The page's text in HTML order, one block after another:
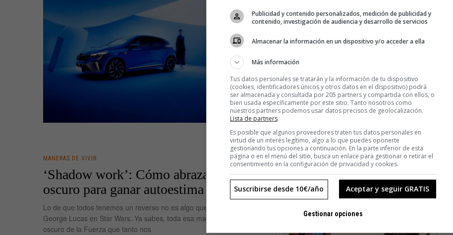
¿En qué color te mueves? (Porque no
todos los coches son blancos o
negros)
Si tienes hijos o hermanos pequeños, tal vez te suene el juego del
Coche Amarillo. O quizá lo jugaste alguna vez en tu infancia cuando
viajabas en el coche de tus padres
MANERAS DE VIVIR
‘Shadow work’: Cómo abrazar tu lado
oscuro para ganar autoestima
Lo de que todos tenemos un reverso no es algo que se inventara
George Lucas en Star Wars. Ya sabes, toda esa mandanga del lado
oscuro de la Fuerza que tanto nos
Publicidad y contenido personalizados, medición de publicidad y
contenido, investigación de audiencia y desarrollo de servicios
Almacenar la información en un dispositivo y/o acceder a ella
Más información
Tus datos personales se tratarán y la información de tu dispositivo
(cookies, identificadores únicos y otros datos en el dispositivo) podrá
ser almacenada y consultada por 205 partners y compartida con ellos, o
bien usada específicamente por este sitio. Tanto nosotros como
nuestros partners podemos usar datos precisos de geolocalización.
Lista de partners.
Es posible que algunos proveedores traten tus datos personales en
virtud de un interés legítimo, algo a lo que puedes oponerte
gestionando tus opciones a continuación. En la parte inferior de esta
página o en el menú del sitio, busca un enlace para gestionar o retirar el
consentimiento en la configuración de privacidad y cookies.
Aceptar y seguir GRATIS
Suscribirse desde 10€/año
Gestionar opciones